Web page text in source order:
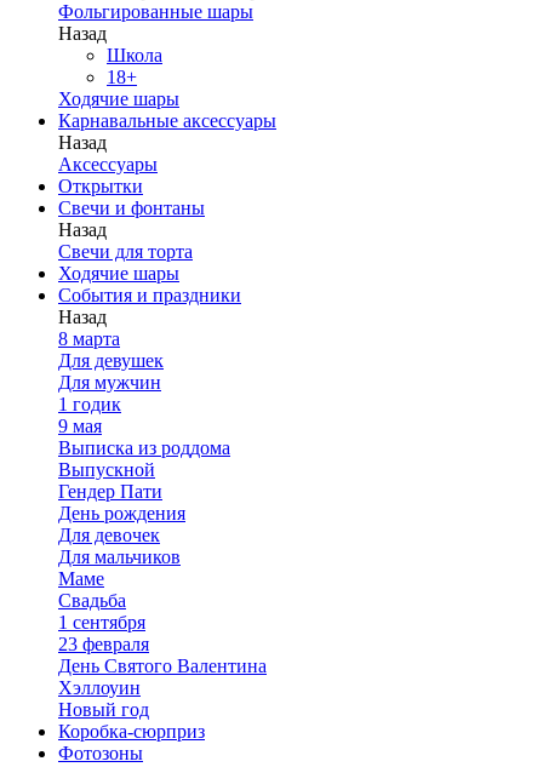
Фольгированные шары
Назад
Школа
18+
Ходячие шары
Карнавальные аксессуары
Назад
Аксессуары
Открытки
Свечи и фонтаны
Назад
Свечи для торта
Ходячие шары
События и праздники
Назад
8 марта
Для девушек
Для мужчин
1 годик
9 мая
Выписка из роддома
Выпускной
Гендер Пати
День рождения
Для девочек
Для мальчиков
Маме
Свадьба
1 сентября
23 февраля
День Святого Валентина
Хэллоуин
Новый год
Коробка-сюрприз
Фотозоны